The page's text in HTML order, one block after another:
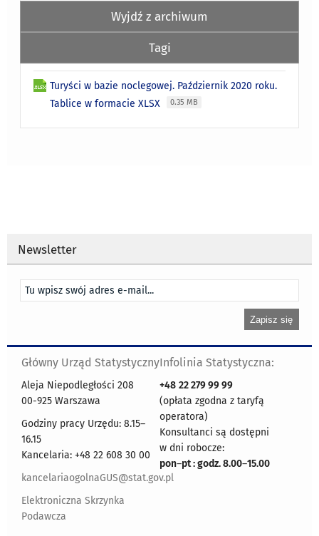
Wyjdź z archiwum
Tagi
Turyści w bazie noclegowej. Październik 2020 roku.
Tablice w formacie XLSX
0.35 MB
Newsletter
Główny Urząd Statystyczny
Aleja Niepodległości 208
00-925 Warszawa
Godziny pracy Urzędu: 8.15–
16.15
Kancelaria: +48 22 608 30 00
kancelariaogolnaGUS@stat.gov.pl
Elektroniczna Skrzynka
Podawcza
Infolinia Statystyczna:
+48 22 279 99 99
(opłata zgodna z taryfą
operatora)
Konsultanci są dostępni
w dni robocze:
pon–pt : godz. 8.00–15.00